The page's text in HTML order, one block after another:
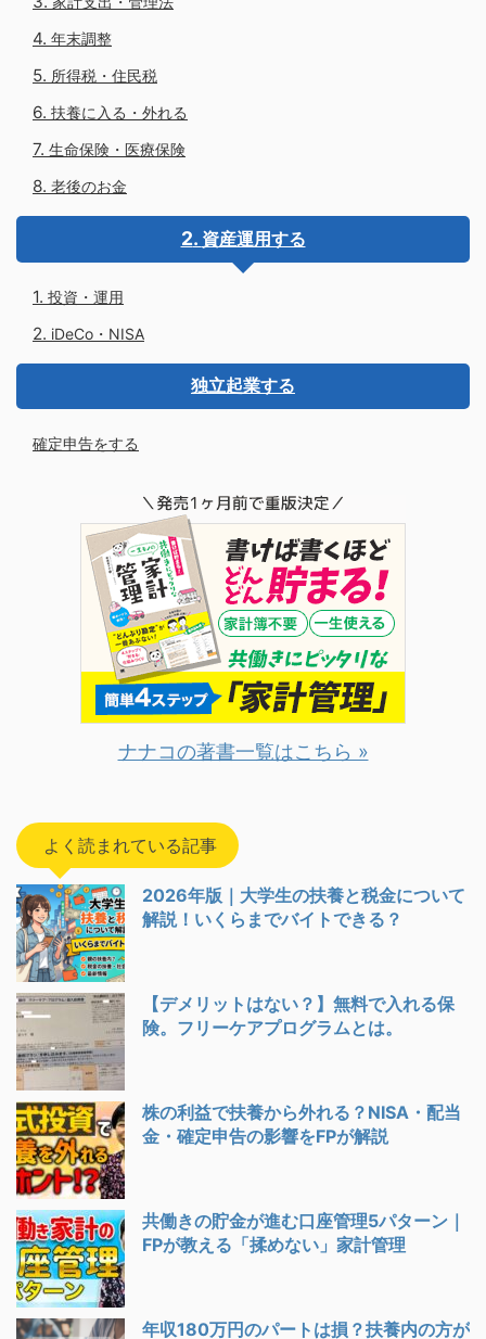
年末調整
所得税・住民税
扶養に入る・外れる
生命保険・医療保険
老後のお金
資産運用する
投資・運用
iDeCo・NISA
独立起業する
確定申告をする
ナナコの著書一覧はこちら »
よく読まれている記事
2026年版｜大学生の扶養と税金について
解説！いくらまでバイトできる？
【デメリットはない？】無料で入れる保
険。フリーケアプログラムとは。
株の利益で扶養から外れる？NISA・配当
金・確定申告の影響をFPが解説
共働きの貯金が進む口座管理5パターン｜
FPが教える「揉めない」家計管理
年収180万円のパートは損？扶養内の方が